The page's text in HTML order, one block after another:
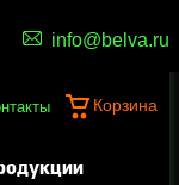
info@belva.ru
Корзина